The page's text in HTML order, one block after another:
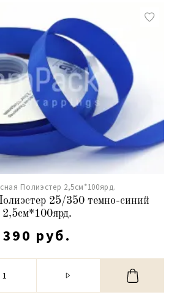
Полиэстер 2,5см*100ярд.
25/350 темно-синий
2,5см*100ярд.
390 руб.